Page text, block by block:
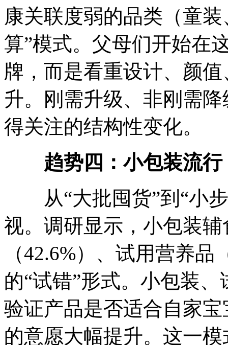
康关联度弱的品类（童
算”模式。父母们开始在
牌，而是看重设计、颜
升。刚需升级、非刚需
得关注的结构性变化。
趋势四：小包装流
从“大批囤货”到“小步
视。调研显示，小包装
（42.6%）、试用营养
的“试错”形式。小包装
验证产品是否适合自家
的意愿大幅提升。这一